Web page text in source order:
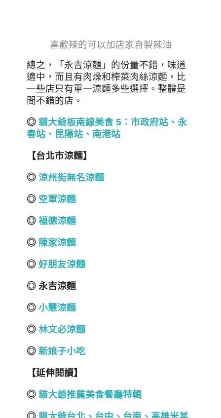
喜歡辣的可以加店家自製辣油
總之，「永吉涼麵」的份量不錯，味道
適中，而且有肉燥和榨菜肉絲涼麵，比
一些店只有單一涼麵多些選擇。整體是
間不錯的店。
◎ 貓大爺板南線美食 5：市政府站、永
春站、昆陽站、南港站
【台北市涼麵】
◎ 涼州街無名涼麵
◎ 空軍涼麵
◎ 福德涼麵
◎ 陳家涼麵
◎ 好朋友涼麵
◎ 永吉涼麵
◎ 小慧涼麵
◎ 林文必涼麵
◎ 新娘子小吃
【延伸閱讀】
◎ 貓大爺推薦美食餐廳特輯